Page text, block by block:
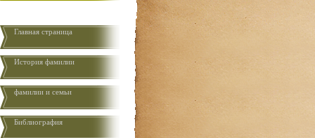
Главная страница
История фамилии
фамилии и семьи
Библиография